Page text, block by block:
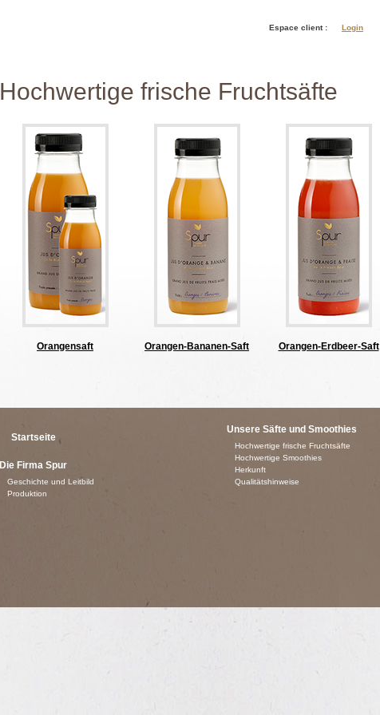
Espace client : Login
Hochwertige frische Fruchtsäfte
Orangensaft Orangen-Bananen-Saft Orangen-Erdbeer-Saft
Startseite
Die Firma Spur
Geschichte und Leitbild
Produktion
Unsere Säfte und Smoothies
Hochwertige frische Fruchtsäfte
Hochwertige Smoothies
Herkunft
Qualitätshinweise